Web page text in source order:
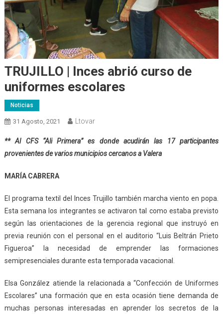
TRUJILLO | Inces abrió curso de
uniformes escolares
Noticias
31 Agosto, 2021 Ltovar
** Al CFS “Ali Primera” es donde acudirán las 17 participantes
provenientes de varios municipios cercanos a Valera
MARÍA CABRERA
El programa textil del Inces Trujillo también marcha viento en popa.
Esta semana los integrantes se activaron tal como estaba previsto
según las orientaciones de la gerencia regional que instruyó en
previa reunión con el personal en el auditorio “Luis Beltrán Prieto
Figueroa” la necesidad de emprender las formaciones
semipresenciales durante esta temporada vacacional.
Elsa González atiende la relacionada a “Confección de Uniformes
Escolares” una formación que en esta ocasión tiene demanda de
muchas personas interesadas en aprender los secretos de la